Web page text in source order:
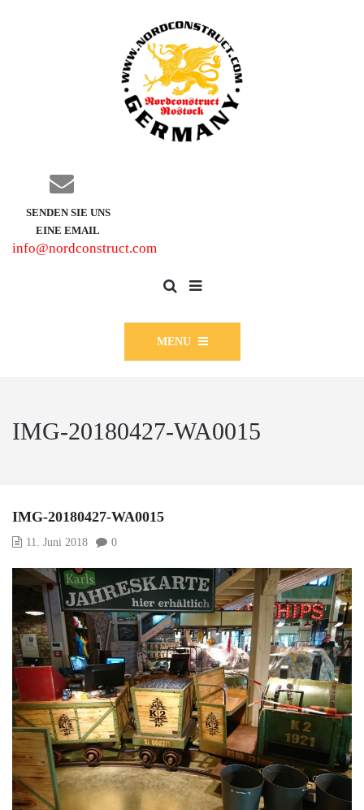
SENDEN SIE UNS
EINE EMAIL
info@nordconstruct.com
MENU
IMG-20180427-WA0015
IMG-20180427-WA0015
11. Juni 2018 0